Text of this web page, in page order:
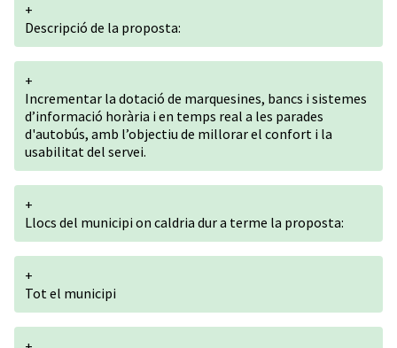
+
Descripció de la proposta:
+
Incrementar la dotació de marquesines, bancs i sistemes
d’informació horària i en temps real a les parades
d'autobús, amb l’objectiu de millorar el confort i la
usabilitat del servei.
+
Llocs del municipi on caldria dur a terme la proposta:
+
Tot el municipi